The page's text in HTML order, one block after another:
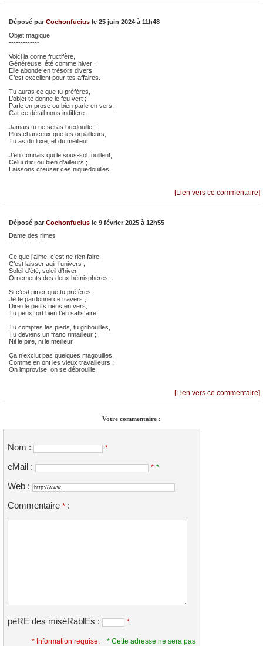
Déposé par Cochonfucius le 25 juin 2024 à 11h48
Objet magique
-------------
Voici la corne fructifère,
Généreuse, été comme hiver ;
Elle abonde en trésors divers,
C’est excellent pour tes affaires.
Tu auras ce que tu préfères,
L’objet te donne le feu vert ;
Parle en prose ou bien parle en vers,
Car ce détail nous indiffère.
Jamais tu ne seras bredouille ;
Plus chanceux que les orpailleurs,
Tu as du luxe, et du meilleur.
J’en connais qui le sous-sol fouillent,
Celui d’ici ou bien d’ailleurs ;
Laissons creuser ces niquedouilles.
[Lien vers ce commentaire]
Déposé par Cochonfucius le 9 février 2025 à 12h55
Dame des rimes
----------------
Ce que j’aime, c’est ne rien faire,
C’est laisser agir l’univers ;
Soleil d’été, soleil d’hiver,
Ornements des deux hémisphères.
Si c’est rimer que tu préfères,
Je te pardonne ce travers ;
Dire de petits riens en vers,
Tu peux fort bien t’en satisfaire.
Tu comptes les pieds, tu gribouilles,
Tu deviens un franc rimailleur ;
Nil le pire, ni le meilleur.
Ça n’exclut pas quelques magouilles,
Comme en ont les vieux travailleurs ;
On improvise, on se débrouille.
[Lien vers ce commentaire]
Votre commentaire :
Nom : *
eMail : * *
Web :
Commentaire * :
pèRE des miséRablEs : *
* Information requise.
* Cette adresse ne sera pas